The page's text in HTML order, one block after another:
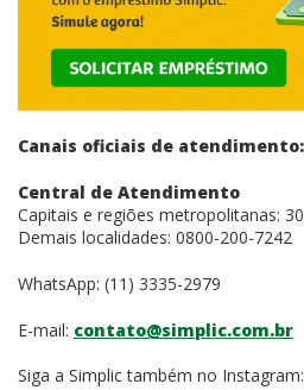
Canais oficiais de atendimento:
Central de Atendimento
Capitais e regiões metropolitanas:
Demais localidades: 0800-200-7242
WhatsApp: (11) 3335-2979
E-mail: contato@simplic.com.br
Siga a Simplic também no